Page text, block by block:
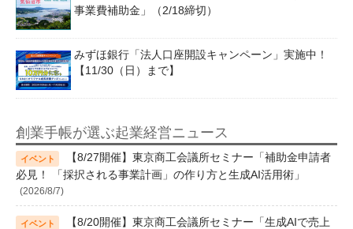
事業費補助金」（2/18締切）
みずほ銀行「法人口座開設キャンペーン」実施中！
【11/30（日）まで】
創業手帳が選ぶ起業経営ニュース
【8/27開催】東京商工会議所セミナー「補助金申請者
必見！ 「採択される事業計画」の作り方と生成AI活用術」
(2026/8/7)
【8/20開催】東京商工会議所セミナー「生成AIで売上